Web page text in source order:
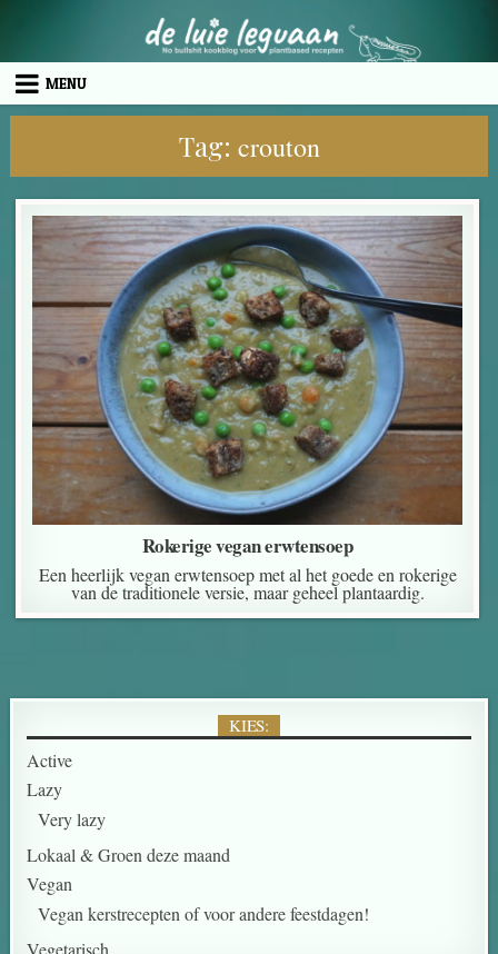
MENU
Tag: crouton
Rokerige vegan erwtensoep
Een heerlijk vegan erwtensoep met al het goede en rokerige
van de traditionele versie, maar geheel plantaardig.
KIES:
Active
Lazy
Very lazy
Lokaal & Groen deze maand
Vegan
Vegan kerstrecepten of voor andere feestdagen!
Vegetarisch